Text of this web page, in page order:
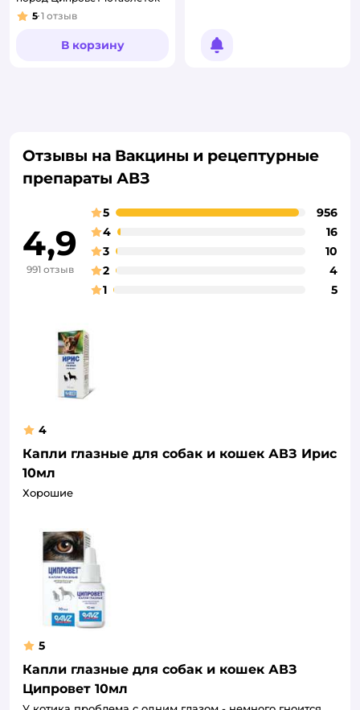
Рейтинг:
5 1 отзыв
В корзину Уведомить о появлении
Отзывы на Вакцины и рецептурные
препараты АВЗ
4,9
991 отзыв
5
956
4
16
3
10
2
4
1
5
4
Капли глазные для собак и кошек АВЗ Ирис
10мл
Хорошие
5
Капли глазные для собак и кошек АВЗ
Ципровет 10мл